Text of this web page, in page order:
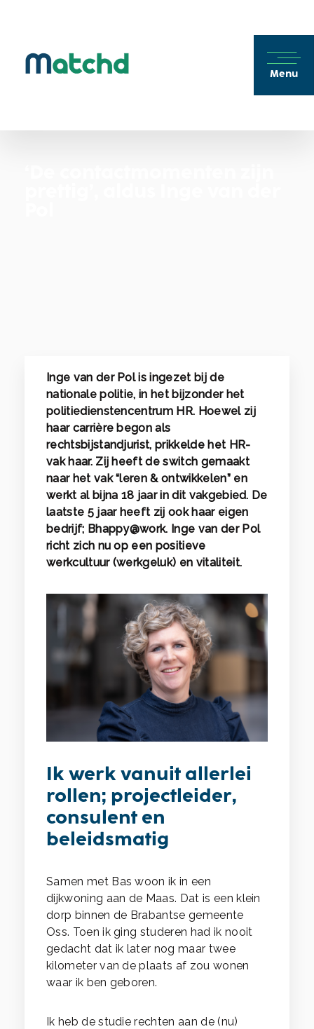
Menu
Inge van der Pol is ingezet bij de
nationale politie, in het bijzonder het
politiedienstencentrum HR. Hoewel zij
haar carrière begon als
rechtsbijstandjurist, prikkelde het HR-
vak haar. Zij heeft de switch gemaakt
naar het vak “leren & ontwikkelen” en
werkt al bijna 18 jaar in dit vakgebied. De
laatste 5 jaar heeft zij ook haar eigen
bedrijf; Bhappy@work. Inge van der Pol
richt zich nu op een positieve
werkcultuur (werkgeluk) en vitaliteit.
Ik werk vanuit allerlei
rollen; projectleider,
consulent en
beleidsmatig
Samen met Bas woon ik in een
dijkwoning aan de Maas. Dat is een klein
dorp binnen de Brabantse gemeente
Oss. Toen ik ging studeren had ik nooit
gedacht dat ik later nog maar twee
kilometer van de plaats af zou wonen
waar ik ben geboren.
Ik heb de studie rechten aan de (nu)